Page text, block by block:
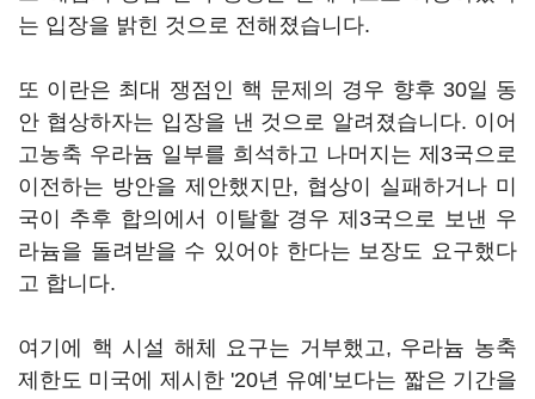
는 입장을 밝힌 것으로 전해졌습니다.
또 이란은 최대 쟁점인 핵 문제의 경우 향후 30일 동
안 협상하자는 입장을 낸 것으로 알려졌습니다. 이어
고농축 우라늄 일부를 희석하고 나머지는 제3국으로
이전하는 방안을 제안했지만, 협상이 실패하거나 미
국이 추후 합의에서 이탈할 경우 제3국으로 보낸 우
라늄을 돌려받을 수 있어야 한다는 보장도 요구했다
고 합니다.
여기에 핵 시설 해체 요구는 거부했고, 우라늄 농축
제한도 미국에 제시한 '20년 유예'보다는 짧은 기간을